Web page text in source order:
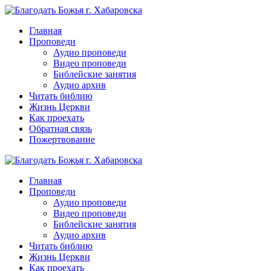
Перейти
контентуГлавная
Проповеди
Аудио проповеди
Видео проповеди
Библейские занятия
Аудио архив
Читать библию
Жизнь Церкви
Как проехать
Обратная связь
Пожертвование
Главная
Проповеди
Аудио проповеди
Видео проповеди
Библейские занятия
Аудио архив
Читать библию
Жизнь Церкви
Как проехать